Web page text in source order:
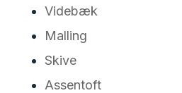
Videbæk
Malling
Skive
Assentoft